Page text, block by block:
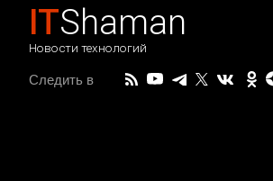
ITShaman
Новости технологий
Следить в